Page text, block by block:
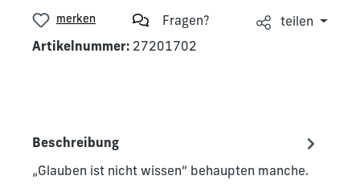
merken Fragen?
teilen
Artikelnummer: 27201702
Beschreibung
„Glauben ist nicht wissen“ behaupten manche.